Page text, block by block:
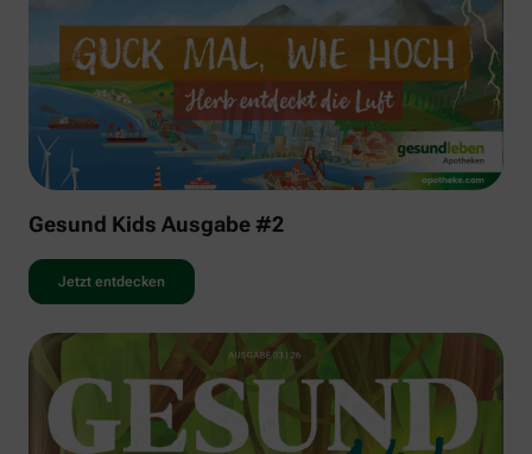
Gesund Kids Ausgabe #2
Jetzt entdecken